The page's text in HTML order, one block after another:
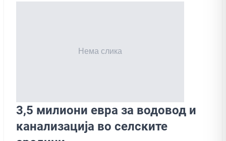
3,5 милиони евра за водовод и
канализација во селските